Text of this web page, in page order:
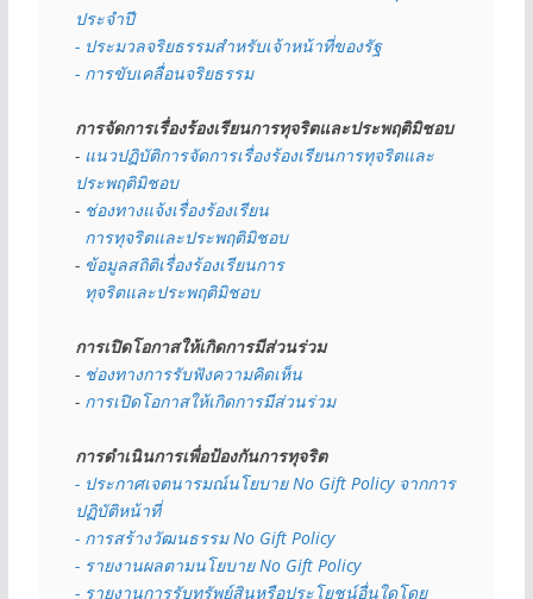
ประจำปี
- ประมวลจริยธรรมสำหรับเจ้าหน้าที่ของรัฐ
- การขับเคลื่อนจริยธรรม
การจัดการเรื่องร้องเรียนการทุจริตและประพฤติมิชอบ
- แนวปฏิบัติการจัดการเรื่องร้องเรียนการทุจริตและ
ประพฤติมิชอบ
- ช่องทางแจ้งเรื่องร้องเรียน
  การทุจริตและประพฤติมิชอบ
- ข้อมูลสถิติเรื่องร้องเรียนการ
  ทุจริตและประพฤติมิชอบ
การเปิดโอกาสให้เกิดการมีส่วนร่วม
- ช่องทางการรับฟังความคิดเห็น
- การเปิดโอกาสให้เกิดการมีส่วนร่วม
การดำเนินการเพื่อป้องกันการทุจริต
- ประกาศเจตนารมณ์นโยบาย No Gift Policy จากการ
ปฏิบัติหน้าที่
- การสร้างวัฒนธรรม No Gift Policy
- รายงานผลตามนโยบาย No Gift Policy
- รายงานการรับทรัพย์สินหรือประโยชน์อื่นใดโดย